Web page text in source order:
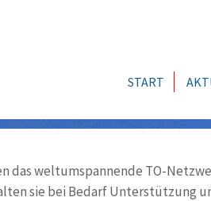
START
das weltumspannende TO-
sie bei Bedarf Unterstützung